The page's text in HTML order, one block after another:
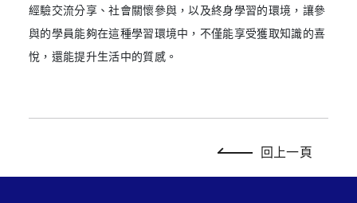
經驗交流分享、社會關懷參與，以及終身學習的環境，讓參
與的學員能夠在這種學習環境中，不僅能享受獲取知識的喜
悅，還能提升生活中的質感。
回上一頁